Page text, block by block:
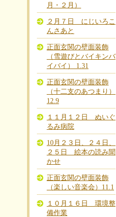
月・２月）
２月７日 にじいろこ
んさあと
正面玄関の壁面装飾
（雪遊びとバイキンバ
イバイ） 1.31
正面玄関の壁面装飾
（十二支のあつまり）
12.9
１１月１２日 ぬいぐ
るみ病院
10月２３日、２４日、
２５日 絵本の読み聞
かせ
正面玄関の壁面装飾
（楽しい音楽会）11.1
１０月１６日 環境整
備作業